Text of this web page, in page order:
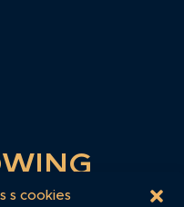
s cookies zaslání